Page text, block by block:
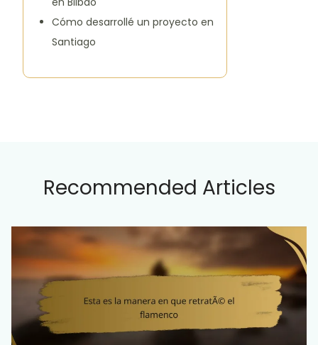
Cómo desarrollé un proyecto en
Santiago
Recommended Articles